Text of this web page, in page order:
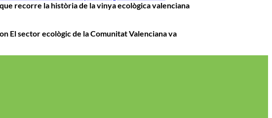
recorre la història de la vinya ecològica valenciana
on El sector ecològic de la Comunitat Valenciana va